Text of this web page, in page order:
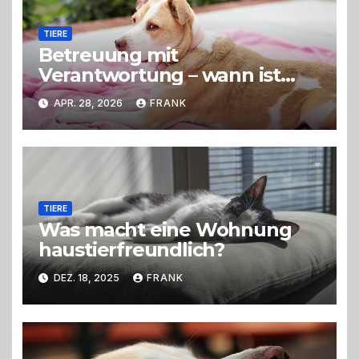
TIERE
Betreuung mit
Verantwortung – wann ist
eine Hundepension die
richtige Wahl?
APR. 28, 2026 FRANK
TIERE
Was macht eine Wohnung
haustierfreundlich?
DEZ. 18, 2025 FRANK